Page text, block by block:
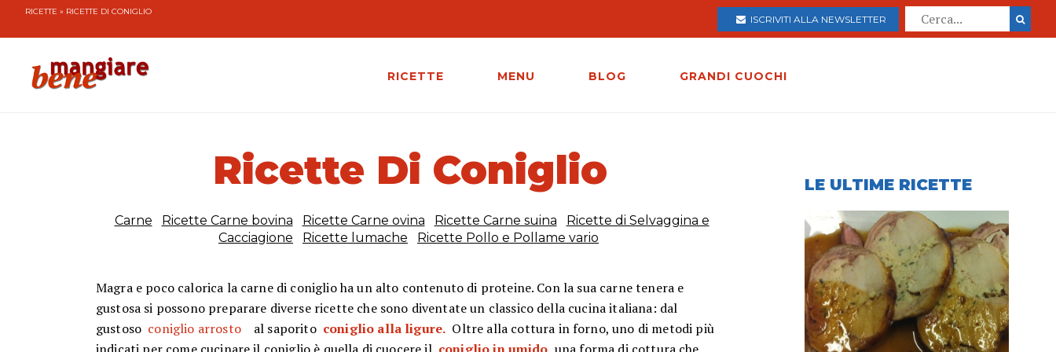
RICETTE » RICETTE DI CONIGLIO
ISCRIVITI ALLA NEWSLETTER
RICETTE MENU BLOG GRANDI CUOCHI
Ricette Di Coniglio
Carne Ricette Carne bovina Ricette Carne ovina Ricette Carne suina
Ricette di Selvaggina e
Cacciagione
Ricette lumache Ricette Pollo e Pollame vario
Magra e poco calorica la carne di coniglio ha un alto contenuto di proteine. Con la sua carne tenera e
gustosa si possono preparare diverse ricette che sono diventate un classico della cucina italiana: dal
gustoso coniglio arrosto al saporito coniglio alla ligure. Oltre alla cottura in forno, uno di metodi più
LE ULTIME RICETTE